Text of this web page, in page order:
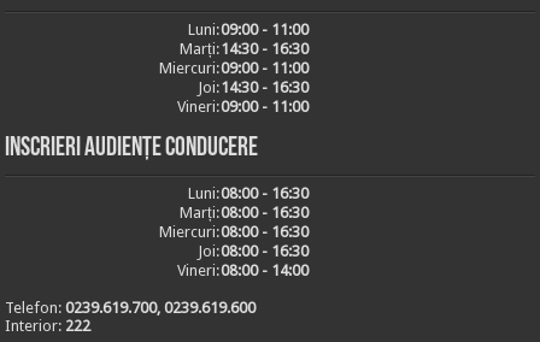
Luni:09:00 - 11:00
Marți:14:30 - 16:30
Miercuri:09:00 - 11:00
Joi:14:30 - 16:30
Vineri:09:00 - 11:00
Inscrieri audiențe conducere
Luni:08:00 - 16:30
Marți:08:00 - 16:30
Miercuri:08:00 - 16:30
Joi:08:00 - 16:30
Vineri:08:00 - 14:00
Telefon:0239.619.700, 0239.619.600
Interior: 222